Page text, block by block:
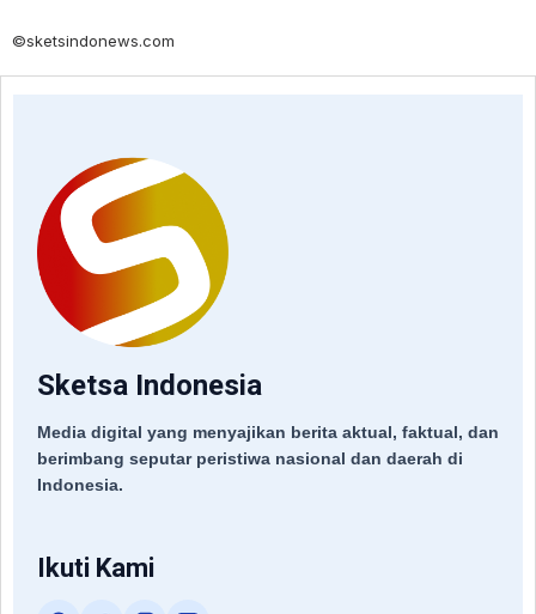
©sketsindonews.com
Sketsa Indonesia
Media digital yang menyajikan berita aktual, faktual, dan
berimbang seputar peristiwa nasional dan daerah di
Indonesia.
Ikuti Kami